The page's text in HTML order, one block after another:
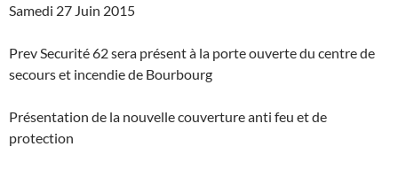
Samedi 27 Juin 2015
Prev Securité 62 sera présent à la porte ouverte du centre de
secours et incendie de Bourbourg
Présentation de la nouvelle couverture anti feu et de
protection